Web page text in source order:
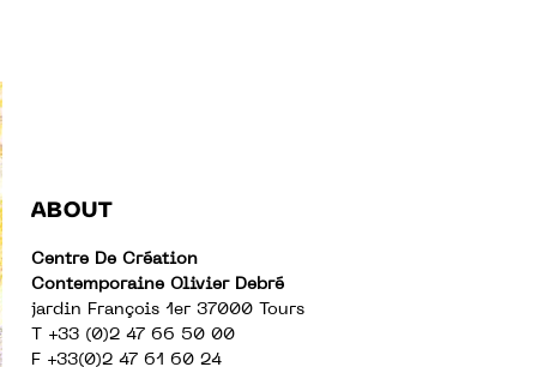
ABOUT
Centre De Création
Contemporaine Olivier Debré
jardin François 1er 37000 Tours
T +33 (0)2 47 66 50 00
F +33(0)2 47 61 60 24